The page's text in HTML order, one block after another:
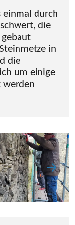
einmal durch
die
in
die
um einige
werden